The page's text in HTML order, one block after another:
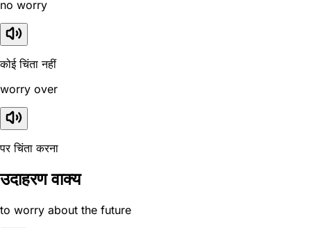
no worry
कोई चिंता नहीं
worry over
पर चिंता करना
उदाहरण वाक्य
to worry about the future